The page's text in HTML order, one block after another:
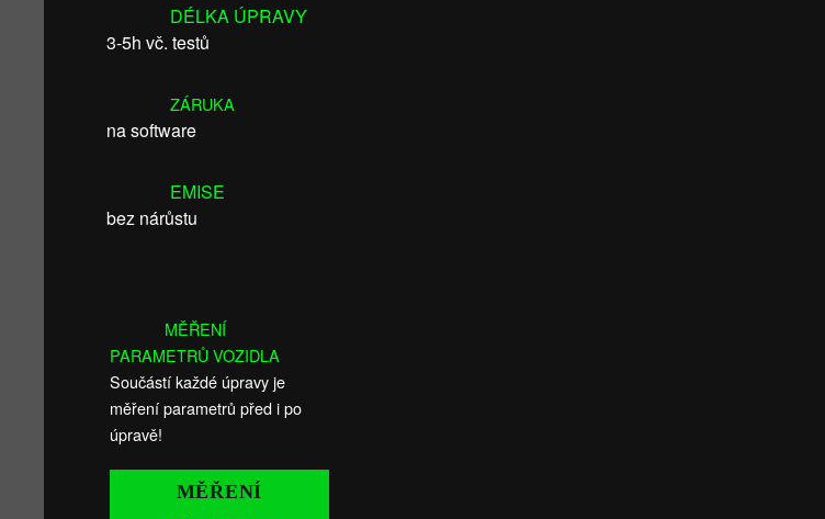
DÉLKA ÚPRAVY
3-5h vč. testů
ZÁRUKA
na software
EMISE
bez nárůstu
MĚŘENÍ
PARAMETRŮ VOZIDLA
Součástí každé úpravy je
měření parametrů před i po
úpravě!
MĚŘENÍ